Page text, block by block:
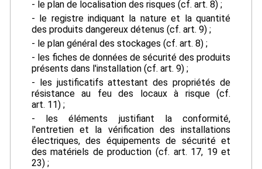
- le plan de localisation des risques (cf. art. 8) ;
- le registre indiquant la nature et la quantité
des produits dangereux détenus (cf. art. 9) ;
- le plan général des stockages (cf. art. 8) ;
- les fiches de données de sécurité des produits
présents dans l'installation (cf. art. 9) ;
- les justificatifs attestant des propriétés de
résistance au feu des locaux à risque (cf.
art. 11) ;
- les éléments justifiant la conformité,
l'entretien et la vérification des installations
électriques, des équipements de sécurité et
des matériels de production (cf. art. 17, 19 et
23) ;